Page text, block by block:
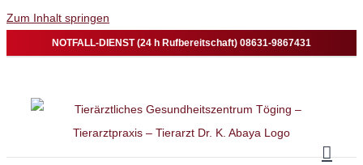
Zum Inhalt springen
NOTFALL-DIENST (24 h Rufbereitschaft) 08631-9867431